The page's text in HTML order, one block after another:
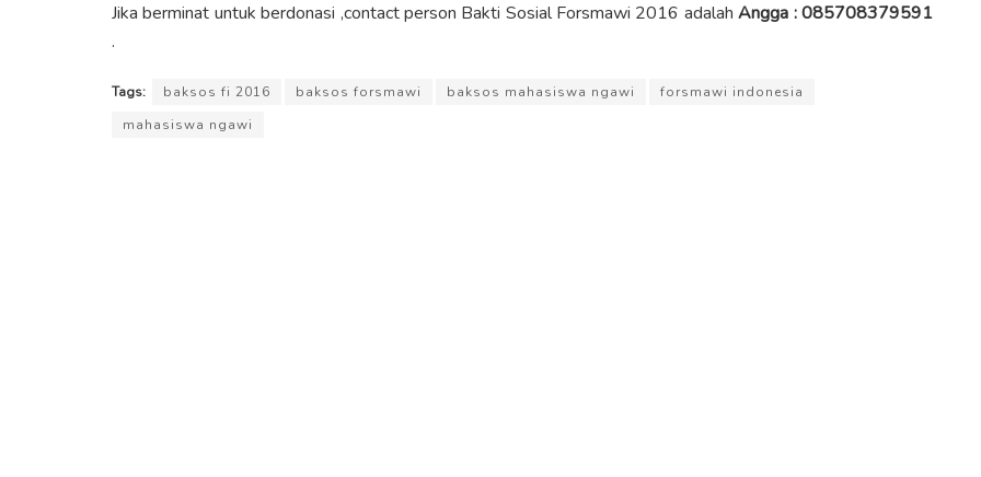
Jika berminat untuk berdonasi ,contact person Bakti Sosial Forsmawi 2016 adalahAngga : 085708379591
.
Tags: baksos fi 2016 baksos forsmawi baksos mahasiswa ngawi
forsmawi indonesia
mahasiswa ngawi